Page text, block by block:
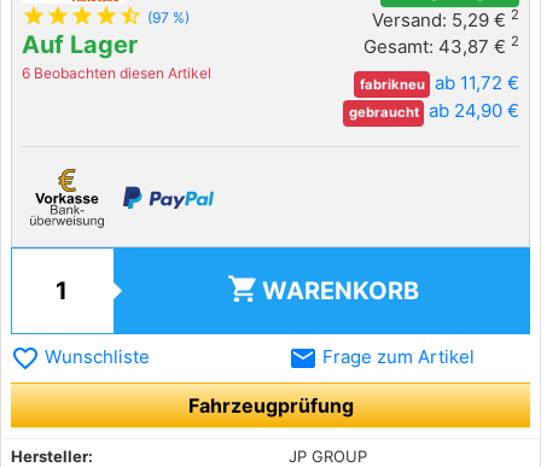
star star star star star_half (97 %)
Auf Lager
6 Beobachten diesen Artikel
Versand: 5,29 € 2
Gesamt: 43,87 € 2
fabrikneu ab 11,72 €
gebraucht ab 24,90 €
shopping_cart WARENKORB
favorite_border Wunschliste email Frage zum Artikel
Fahrzeugprüfung
Hersteller:
JP GROUP